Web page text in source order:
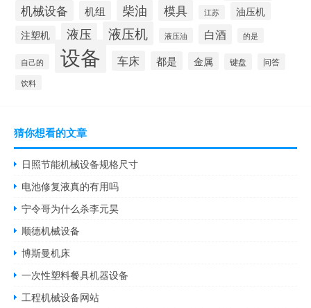
机械设备 机组 柴油 模具 江苏
油压机
注塑机
液压 液压机 液压油 白酒 的是
自己的 设备 车床 都是 金属 键盘 问答
饮料
猜你想看的文章
日照节能机械设备规格尺寸
电池修复液真的有用吗
宁令哥为什么杀李元昊
顺德机械设备
博斯曼机床
一次性塑料餐具机器设备
工程机械设备网站